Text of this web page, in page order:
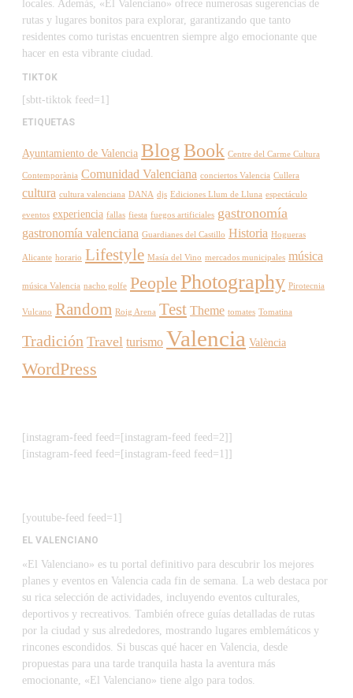
locales. Además, «El Valenciano» ofrece numerosas sugerencias de
rutas y lugares bonitos para explorar, garantizando que tanto
residentes como turistas encuentren siempre algo emocionante que
hacer en esta vibrante ciudad.
TIKTOK
[sbtt-tiktok feed=1]
ETIQUETAS
Ayuntamiento de Valencia BlogBook Centre del Carme Cultura
Contemporània Comunidad Valenciana conciertos Valencia Cullera
cultura cultura valenciana DANA djs Ediciones Llum de Lluna espectáculo
eventos experiencia fallas fiesta fuegos artificiales gastronomía
gastronomía valenciana Guardianes del Castillo Historia Hogueras
Alicante horario Lifestyle Masía del Vino mercados municipales música
música Valencia nacho golfe People Photography Pirotecnia
Vulcano Random Roig Arena Test Theme tomates Tomatina
Tradición Travel turismo Valencia València
WordPress
[instagram-feed feed=[instagram-feed feed=2]]
[instagram-feed feed=[instagram-feed feed=1]]
[youtube-feed feed=1]
EL VALENCIANO
«El Valenciano» es tu portal definitivo para descubrir los mejores
planes y eventos en Valencia cada fin de semana. La web destaca por
su rica selección de actividades, incluyendo eventos culturales,
deportivos y recreativos. También ofrece guías detalladas de rutas
por la ciudad y sus alrededores, mostrando lugares emblemáticos y
rincones escondidos. Si buscas qué hacer en Valencia, desde
propuestas para una tarde tranquila hasta la aventura más
emocionante, «El Valenciano» tiene algo para todos.